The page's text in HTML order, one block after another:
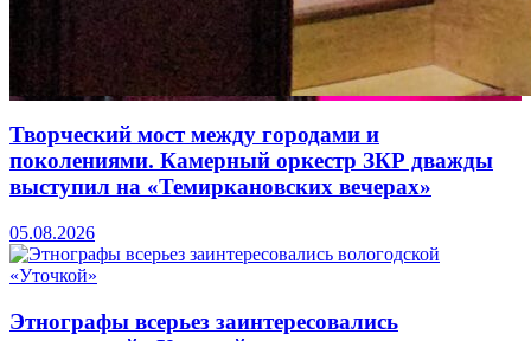
Творческий мост между городами и
поколениями. Камерный оркестр ЗКР дважды
выступил на «Темиркановских вечерах»
05.08.2026
Этнографы всерьез заинтересовались